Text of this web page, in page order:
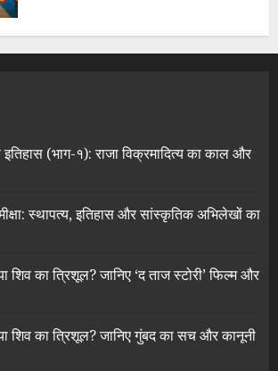
इतिहास (भाग-१): राजा विक्रमादित्य का काल और
स्थापत्य, इतिहास और सांस्कृतिक अभिलेखों का
का त्रिशूल? जानिए ‘द ताज स्टोरी’ फिल्म और
शिव का त्रिशूल? जानिए गुंबद का सच और कानूनी